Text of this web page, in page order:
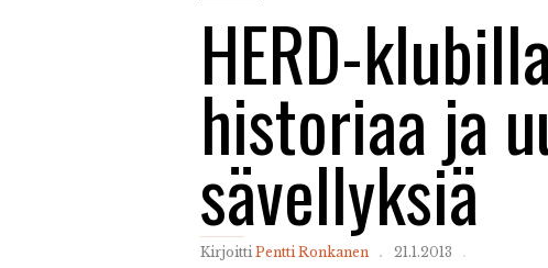
HERD-
historiaa ja
sävellyksiä
Kirjoitti Pentti Ronkanen 21.1.2013